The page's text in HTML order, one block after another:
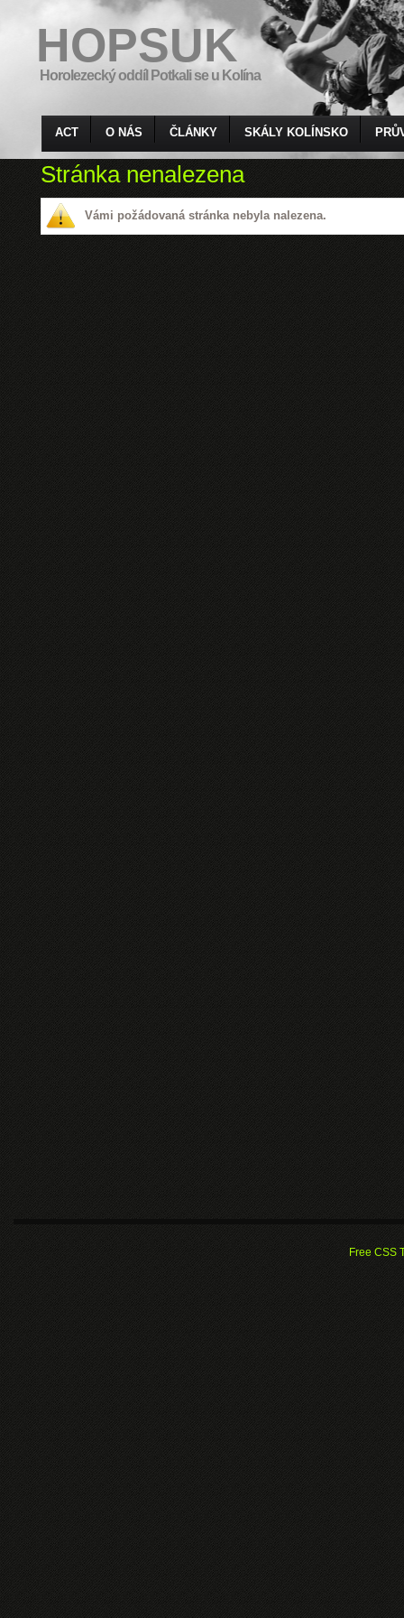
HOPSUK
Horolezecký oddíl Potkali se u Kolína
ACT O NÁS ČLÁNKY SKÁLY KOLÍNSKO
Stránka nenalezena
Vámi požádovaná stránka nebyla nalezena.
Free CSS